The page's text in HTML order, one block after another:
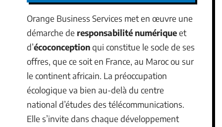
Orange Business Services met en œuvre une
démarche de responsabilité numériqueet
d’écoconceptionqui constitue le socle de ses
offres, que ce soit en France, au Maroc ou sur
le continent africain. La préoccupation
écologique va bien au-delà du centre
national d’études des télécommunications.
Elle s’invite dans chaque développement